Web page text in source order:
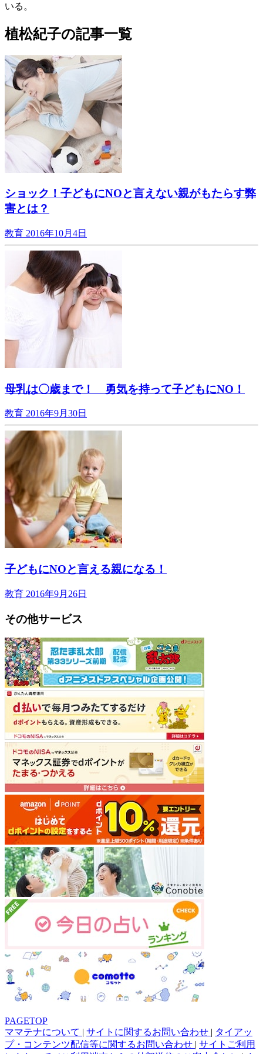
いる。
植松紀子の記事一覧
ショック！子どもにNOと言えない親がもたらす弊
害とは？
教育 2016年10月4日
母乳は〇歳まで！ 勇気を持って子どもにNO！
教育 2016年9月30日
子どもにNOと言える親になる！
教育 2016年9月26日
その他サービス
PAGETOP
ママテナについて | サイトに関するお問い合わせ | タイアッ
プ・コンテンツ配信等に関するお問い合わせ | サイトご利用